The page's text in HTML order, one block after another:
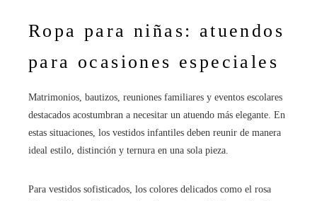
Ropa para niñas: atuendos
para ocasiones especiales
Matrimonios, bautizos, reuniones familiares y eventos escolares
destacados acostumbran a necesitar un atuendo más elegante. En
estas situaciones, los vestidos infantiles deben reunir de manera
ideal estilo, distinción y ternura en una sola pieza.
Para vestidos sofisticados, los colores delicados como el rosa